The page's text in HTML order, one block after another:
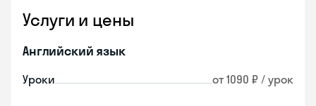
Услуги и цены
Английский язык
Уроки от 1090 ₽ / урок